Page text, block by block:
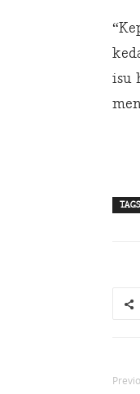
isu
TAGS